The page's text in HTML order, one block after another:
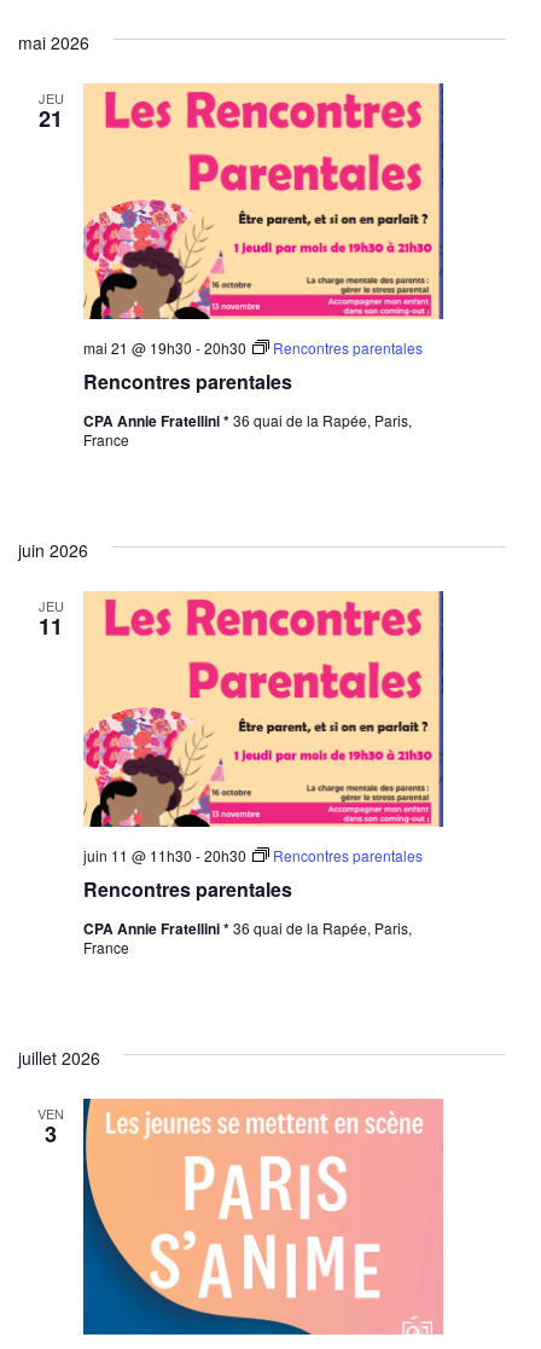
mai 2026
JEU
21
Rencontres parentales
mai 21 @ 19h30 -20h30 Rencontres parentales
CPA Annie Fratellini *36 quai de la Rapée, Paris,
France
juin 2026
JEU
11
Rencontres parentales
juin 11 @ 11h30 -20h30 Rencontres parentales
CPA Annie Fratellini *36 quai de la Rapée, Paris,
France
juillet 2026
VEN
3